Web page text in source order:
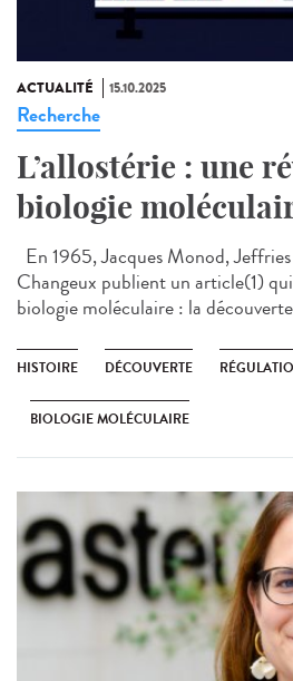
ACTUALITÉ 15.10.2025
Recherche
L’allostérie : une
biologie
En 1965, Jacques Monod,
Changeux publient un article(1)
biologie moléculaire : la
HISTOIRE DÉCOUVERTE
BIOLOGIE MOLÉCULAIRE